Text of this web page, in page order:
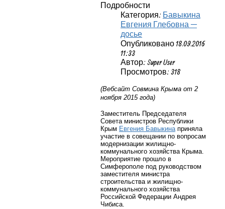
Подробности
Категория: Бавыкина
Евгения Глебовна —
досье
Опубликовано 18.09.2016
11:33
Автор: Super User
Просмотров: 318
(Вебсайт Совмина Крыма от 2
ноября 2015 года)
Заместитель Председателя
Совета министров Республики
Крым Евгения Бавыкинаприняла
участие в совещании по вопросам
модернизации жилищно-
коммунального хозяйства Крыма.
Мероприятие прошло в
Симферополе под руководством
заместителя министра
строительства и жилищно-
коммунального хозяйства
Российской Федерации Андрея
Чибиса.